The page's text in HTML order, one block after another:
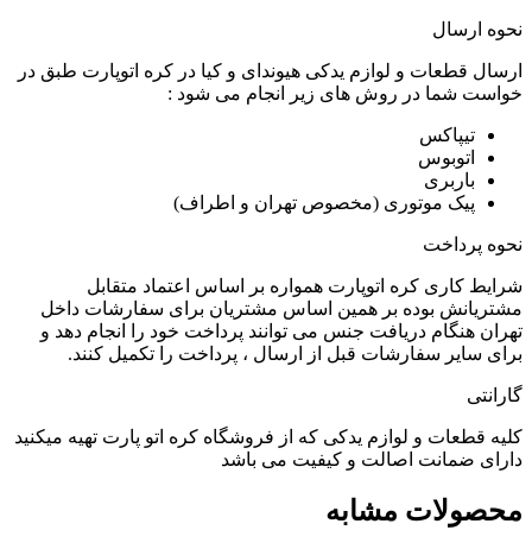
نحوه ارسال
ارسال قطعات و لوازم یدکی هیوندای و کیا در کره اتوپارت طبق در
خواست شما در روش های زیر انجام می شود :
تیپاکس
اتوبوس
باربری
پیک موتوری (مخصوص تهران و اطراف)
نحوه پرداخت
شرایط کاری کره اتوپارت همواره بر اساس اعتماد متقابل
مشتریانش بوده بر همین اساس مشتریان برای سفارشات داخل
تهران هنگام دریافت جنس می توانند پرداخت خود را انجام دهد و
برای سایر سفارشات قبل از ارسال ، پرداخت را تکمیل کنند.
گارانتی
کلیه قطعات و لوازم یدکی که از فروشگاه کره اتو پارت تهیه میکنید
دارای ضمانت اصالت و کیفیت می باشد
محصولات مشابه